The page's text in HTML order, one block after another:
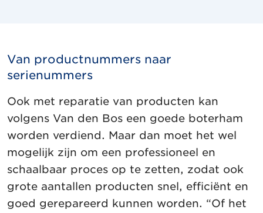
Van productnummers naar
serienummers
Ook met reparatie van producten kan
volgens Van den Bos een goede boterham
worden verdiend. Maar dan moet het wel
mogelijk zijn om een professioneel en
schaalbaar proces op te zetten, zodat ook
grote aantallen producten snel, efficiënt en
goed gerepareerd kunnen worden. “Of het